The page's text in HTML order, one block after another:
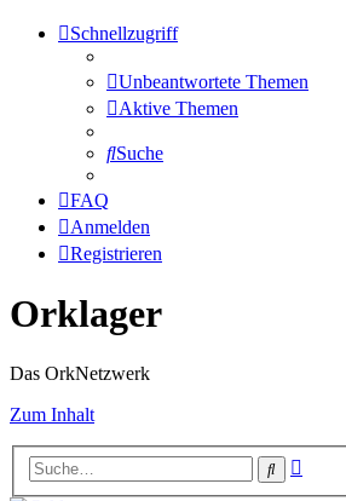
Schnellzugriff
Unbeantwortete Themen
Aktive Themen
Suche
FAQ
Anmelden
Registrieren
Orklager
Das OrkNetzwerk
Zum Inhalt
Suche